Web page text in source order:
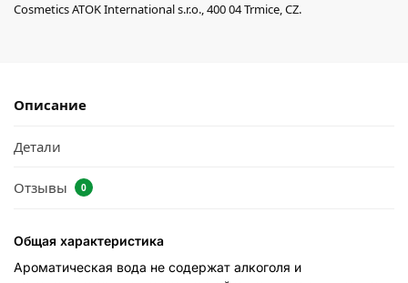
Cosmetics ATOK International s.r.o., 400 04 Trmice, CZ.
Описание
Детали
Отзывы 0
Общая характеристика
Ароматическая вода не содержат алкоголя и